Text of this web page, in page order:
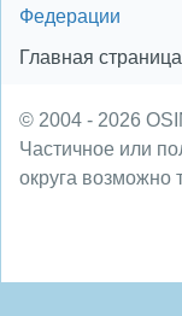
Федерации
Главная страница
© 2004 - 2026
Частичное или
округа возможно